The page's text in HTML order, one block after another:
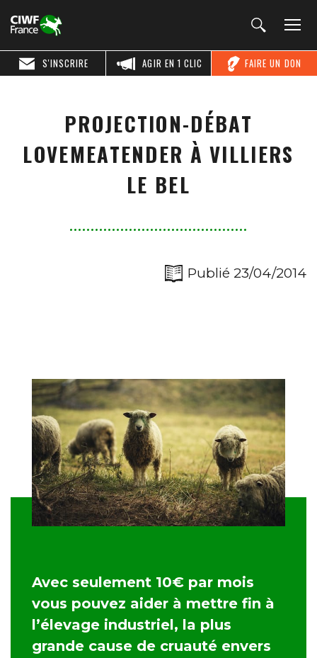
FAIRE UN DON
AGIR EN 1 CLIC
S'INSCRIRE
PROJECTION-DÉBAT
LOVEMEATENDER À VILLIERS
LE BEL
Publié 23/04/2014
Avec seulement 10€ par mois
vous pouvez aider à mettre fin à
l’élevage industriel, la plus
grande cause de cruauté envers